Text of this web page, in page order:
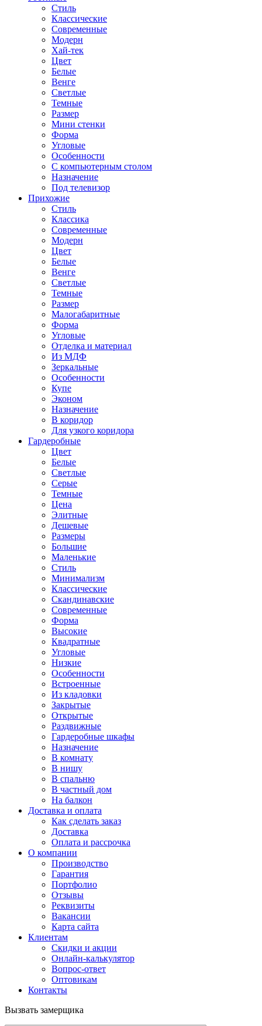
Стиль
Классические
Современные
Модерн
Хай-тек
Цвет
Белые
Венге
Светлые
Темные
Размер
Мини стенки
Форма
Угловые
Особенности
С компьютерным столом
Назначение
Под телевизор
Прихожие
Стиль
Классика
Современные
Модерн
Цвет
Белые
Венге
Светлые
Темные
Размер
Малогабаритные
Форма
Угловые
Отделка и материал
Из МДФ
Зеркальные
Особенности
Купе
Эконом
Назначение
В коридор
Для узкого коридора
Гардеробные
Цвет
Белые
Светлые
Серые
Темные
Цена
Элитные
Дешевые
Размеры
Большие
Маленькие
Стиль
Минимализм
Классические
Скандинавские
Современные
Форма
Высокие
Квадратные
Угловые
Низкие
Особенности
Встроенные
Из кладовки
Закрытые
Открытые
Раздвижные
Гардеробные шкафы
Назначение
В комнату
В нишу
В спальню
В частный дом
На балкон
Доставка и оплата
Как сделать заказ
Доставка
Оплата и рассрочка
О компании
Производство
Гарантия
Портфолио
Отзывы
Реквизиты
Вакансии
Карта сайта
Клиентам
Скидки и акции
Онлайн-калькулятор
Вопрос-ответ
Оптовикам
Контакты
Вызвать замерщика